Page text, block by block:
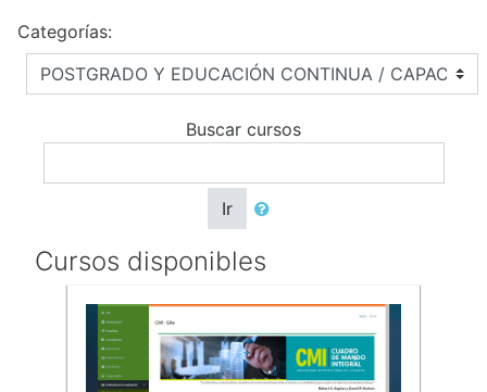
Categorías:
Buscar cursos
Ir
Cursos disponibles